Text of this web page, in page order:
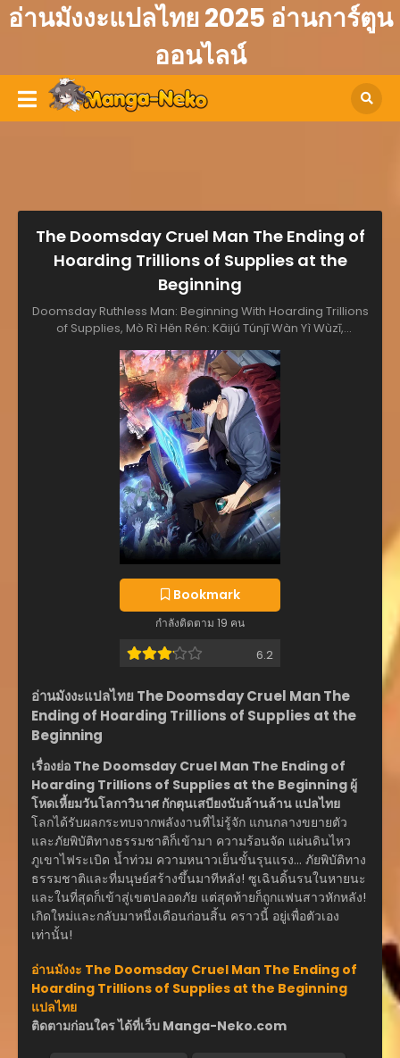
อ่านมังงะแปลไทย 2025 อ่านการ์ตูน
ออนไลน์
The Doomsday Cruel Man The Ending of
Hoarding Trillions of Supplies at the
Beginning
Doomsday Ruthless Man: Beginning With Hoarding Trillions
of Supplies, Mò Rì Hěn Rén: Kāijú Túnjī Wàn Yì Wùzī,
Hoarding Trillions of Supplies at the Beginning, The Last All-
Knowing Man Collected Trillions of Stuff from Day One, 最底
辺転生者のリベンジ, 末日狠人：开局囤积万亿物资, 末日狠人：開
局囤積萬億物資
Bookmark
กำลังติดตาม 19 คน
6.2
อ่านมังงะแปลไทย The Doomsday Cruel Man The
Ending of Hoarding Trillions of Supplies at the
Beginning
เรื่องย่อ The Doomsday Cruel Man The Ending of
Hoarding Trillions of Supplies at the Beginning ผู้
โหดเหี้ยมวันโลกาวินาศ กักตุนเสบียงนับล้านล้าน แปลไทย
โลกได้รับผลกระทบจากพลังงานที่ไม่รู้จัก แกนกลางขยายตัว
และภัยพิบัติทางธรรมชาติก็เข้ามา ความร้อนจัด แผ่นดินไหว
ภูเขาไฟระเบิด น้ำท่วม ความหนาวเย็นขั้นรุนแรง… ภัยพิบัติทาง
ธรรมชาติและที่มนุษย์สร้างขึ้นมาทีหลัง! ซูเฉินดิ้นรนในหายนะ
และในที่สุดก็เข้าสู่เขตปลอดภัย แต่สุดท้ายก็ถูกแฟนสาวหักหลัง!
เกิดใหม่และกลับมาหนึ่งเดือนก่อนสิ้น คราวนี้ อยู่เพื่อตัวเอง
เท่านั้น!
อ่านมังงะ The Doomsday Cruel Man The Ending of
Hoarding Trillions of Supplies at the Beginning
แปลไทย
ติดตามก่อนใคร ได้ที่เว็บ Manga-Neko.com